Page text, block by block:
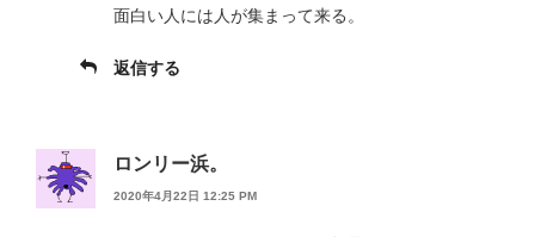
面白い人には人が集まって来る。
返信する
ロンリー浜。
2020年4月22日 12:25 PM